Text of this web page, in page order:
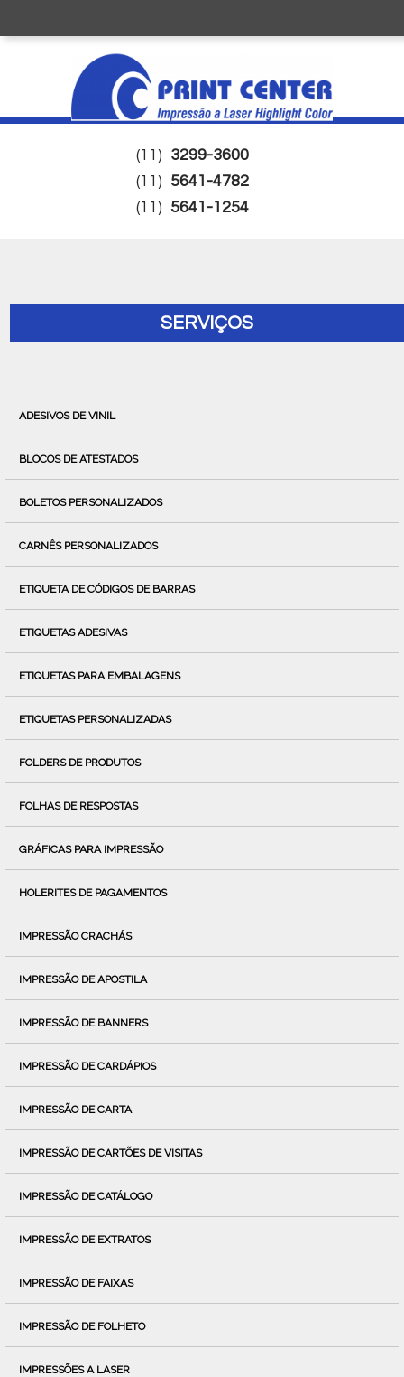
(11) 3299-3600
(11) 5641-4782
(11) 5641-1254
SERVIÇOS
ADESIVOS DE VINIL
BLOCOS DE ATESTADOS
BOLETOS PERSONALIZADOS
CARNÊS PERSONALIZADOS
ETIQUETA DE CÓDIGOS DE BARRAS
ETIQUETAS ADESIVAS
ETIQUETAS PARA EMBALAGENS
ETIQUETAS PERSONALIZADAS
FOLDERS DE PRODUTOS
FOLHAS DE RESPOSTAS
GRÁFICAS PARA IMPRESSÃO
HOLERITES DE PAGAMENTOS
IMPRESSÃO CRACHÁS
IMPRESSÃO DE APOSTILA
IMPRESSÃO DE BANNERS
IMPRESSÃO DE CARDÁPIOS
IMPRESSÃO DE CARTA
IMPRESSÃO DE CARTÕES DE VISITAS
IMPRESSÃO DE CATÁLOGO
IMPRESSÃO DE EXTRATOS
IMPRESSÃO DE FAIXAS
IMPRESSÃO DE FOLHETO
IMPRESSÕES A LASER